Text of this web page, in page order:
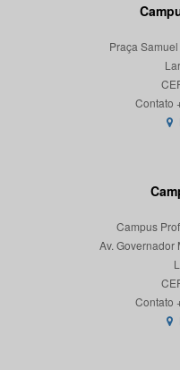
Praça
Campus
Av. Governador